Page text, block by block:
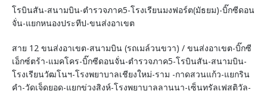
โรบินสัน-สนามบิน-ตำรวจภาค5-โรงเรียนมงฟอร์ต(มัธยม)-บิ๊กซีดอน
จั่น-แยกหนองประทีป-ขนส่งอาเขต
สาย 12 ขนส่งอาเขต-สนามบิน (รถเมล์วนขวา) / ขนส่งอาเขต-บิ๊กซี
เอ็กซ์ตร้า-แมคโคร-บิ๊กซีดอนจั่น-ตำรวจภาค5-โรบินสัน-สนามบิน-
โรงเรียนวัฒโนฯ-โรงพยาบาลเชียงใหม่-ราม -กาดสวนแก้ว-แยกริน
คำ-วัดเจ็ดยอด-แยกข่วงสิงห์-โรงพยาบาลลานนา-เซ็นทรัลเฟสติวัล-